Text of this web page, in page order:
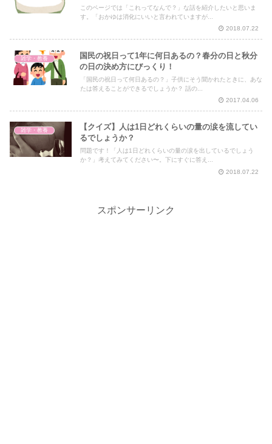
このページでは「これってなんで？」な話を紹介したいと思いま
す。「おかゆは消化にいいと言われていますが...
2018.07.22
雑学・教養
国民の祝日って1年に何日あるの？春分の日と秋分
の日の決め方にびっくり！
「国民の祝日って何日あるの？」子供にそう聞かれたときに、あな
たは答えることができるでしょうか？ 話の...
2017.04.06
雑学・教養
【クイズ】人は1日どれくらいの量の涙を流してい
るでしょうか？
問題です！「人は1日どれくらいの量の涙を出しているでしょう
か？」考えてみてください〜。下にすぐに答え...
2018.07.22
スポンサーリンク